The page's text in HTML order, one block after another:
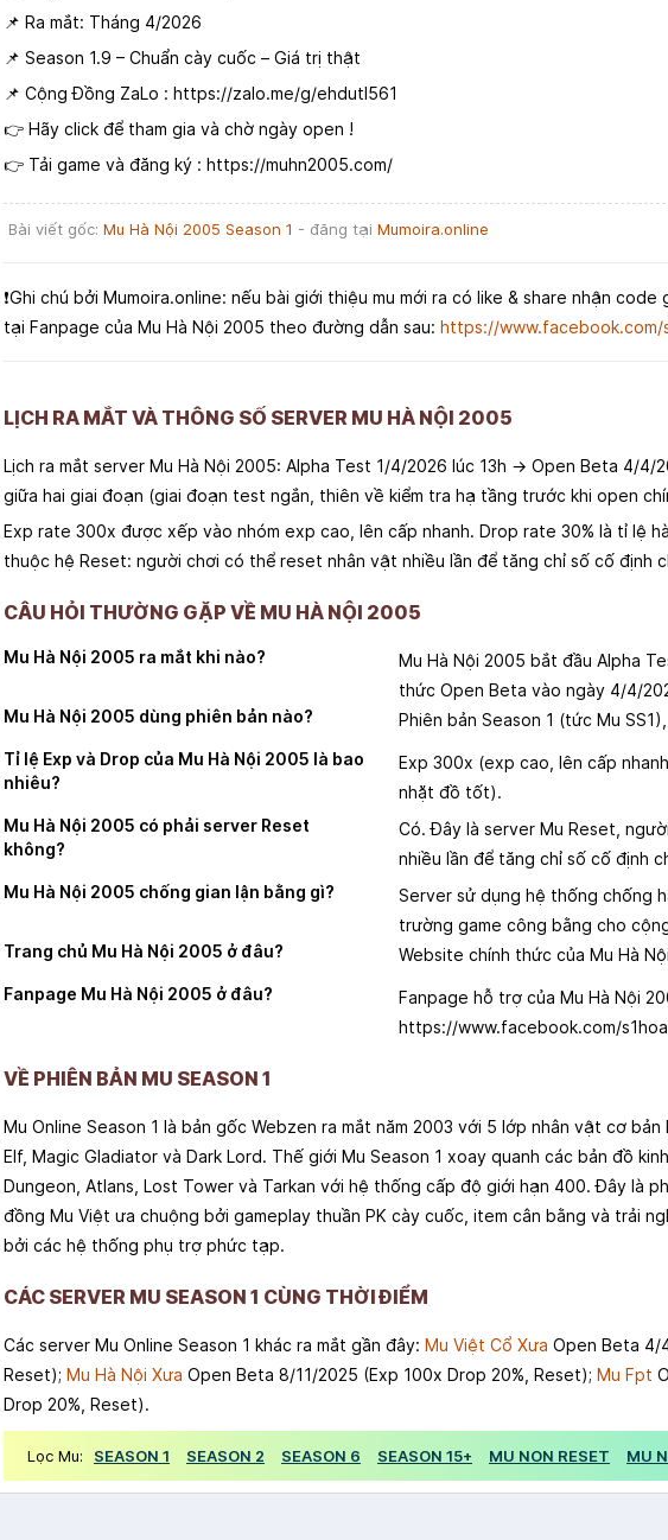
📌 Ra mắt: Tháng 4/2026
📌 Season 1.9 – Chuẩn cày cuốc – Giá trị thật
📌 Cộng Đồng ZaLo : https://zalo.me/g/ehdutl561
👉 Hãy click để tham gia và chờ ngày open !
👉 Tải game và đăng ký : https://muhn2005.com/
Bài viết gốc: Mu Hà Nội 2005 Season 1 - đăng tại Mumoira.online
❗️Ghi chú bởi Mumoira.online: nếu bài giới thiệu mu mới ra có like & share nhận
tại Fanpage của Mu Hà Nội 2005 theo đường dẫn sau: https://www.facebook.com/
LỊCH RA MẮT VÀ THÔNG SỐ SERVER MU HÀ NỘI 2005
Lịch ra mắt server Mu Hà Nội 2005: Alpha Test 1/4/2026 lúc 13h → Open Beta 4/4/
giữa hai giai đoạn (giai đoạn test ngắn, thiên về kiểm tra hạ tầng trước khi open
Exp rate 300x được xếp vào nhóm exp cao, lên cấp nhanh. Drop rate 30% là tỉ lệ
thuộc hệ Reset: người chơi có thể reset nhân vật nhiều lần để tăng chỉ số cố định
CÂU HỎI THƯỜNG GẶP VỀ MU HÀ NỘI 2005
Mu Hà Nội 2005 ra mắt khi nào?
Mu Hà Nội 2005 bắt đầu Alpha
thức Open Beta vào ngày 4/4/
Mu Hà Nội 2005 dùng phiên bản nào?
Phiên bản Season 1 (tức Mu
Tỉ lệ Exp và Drop của Mu Hà Nội 2005 là bao
nhiêu?
Exp 300x (exp cao, lên cấp
nhặt đồ tốt).
Mu Hà Nội 2005 có phải server Reset
không?
Có. Đây là server Mu Reset,
nhiều lần để tăng chỉ số cố định
Mu Hà Nội 2005 chống gian lận bằng gì?
Server sử dụng hệ thống chống
trường game công bằng cho
Trang chủ Mu Hà Nội 2005 ở đâu?
Website chính thức của Mu Hà
Fanpage Mu Hà Nội 2005 ở đâu?
Fanpage hỗ trợ của Mu Hà Nội
https://www.facebook.com/
VỀ PHIÊN BẢN MU SEASON 1
Mu Online Season 1 là bản gốc Webzen ra mắt năm 2003 với 5 lớp nhân vật cơ bản
Elf, Magic Gladiator và Dark Lord. Thế giới Mu Season 1 xoay quanh các bản đồ
Dungeon, Atlans, Lost Tower và Tarkan với hệ thống cấp độ giới hạn 400. Đây là
đồng Mu Việt ưa chuộng bởi gameplay thuần PK cày cuốc, item cân bằng và trải
bởi các hệ thống phụ trợ phức tạp.
CÁC SERVER MU SEASON 1 CÙNG THỜI ĐIỂM
Các server Mu Online Season 1 khác ra mắt gần đây: Mu Việt Cổ Xưa Open Beta 4/
Reset); Mu Hà Nội Xưa Open Beta 8/11/2025 (Exp 100x Drop 20%, Reset); Mu Fpt
Drop 20%, Reset).
Lọc Mu: SEASON 1 SEASON 2 SEASON 6 SEASON 15+ MU NON RESET MU